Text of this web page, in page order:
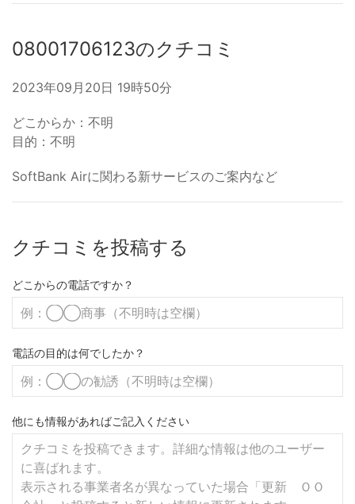
08001706123のクチコミ
2023年09月20日 19時50分
どこからか：不明
目的：不明
SoftBank Airに関わる新サービスのご案内など
クチコミを投稿する
どこからの電話ですか？
電話の目的は何でしたか？
他にも情報があればご記入ください